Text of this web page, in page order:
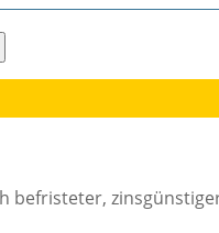
befristeter,